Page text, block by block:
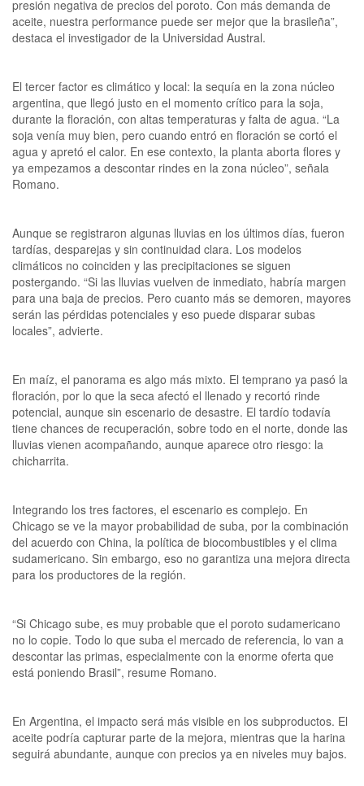
presión negativa de precios del poroto. Con más demanda de
aceite, nuestra performance puede ser mejor que la brasileña”,
destaca el investigador de la Universidad Austral.
El tercer factor es climático y local: la sequía en la zona núcleo
argentina, que llegó justo en el momento crítico para la soja,
durante la floración, con altas temperaturas y falta de agua. “La
soja venía muy bien, pero cuando entró en floración se cortó el
agua y apretó el calor. En ese contexto, la planta aborta flores y
ya empezamos a descontar rindes en la zona núcleo”, señala
Romano.
Aunque se registraron algunas lluvias en los últimos días, fueron
tardías, desparejas y sin continuidad clara. Los modelos
climáticos no coinciden y las precipitaciones se siguen
postergando. “Si las lluvias vuelven de inmediato, habría margen
para una baja de precios. Pero cuanto más se demoren, mayores
serán las pérdidas potenciales y eso puede disparar subas
locales”, advierte.
En maíz, el panorama es algo más mixto. El temprano ya pasó la
floración, por lo que la seca afectó el llenado y recortó rinde
potencial, aunque sin escenario de desastre. El tardío todavía
tiene chances de recuperación, sobre todo en el norte, donde las
lluvias vienen acompañando, aunque aparece otro riesgo: la
chicharrita.
Integrando los tres factores, el escenario es complejo. En
Chicago se ve la mayor probabilidad de suba, por la combinación
del acuerdo con China, la política de biocombustibles y el clima
sudamericano. Sin embargo, eso no garantiza una mejora directa
para los productores de la región.
“Si Chicago sube, es muy probable que el poroto sudamericano
no lo copie. Todo lo que suba el mercado de referencia, lo van a
descontar las primas, especialmente con la enorme oferta que
está poniendo Brasil”, resume Romano.
En Argentina, el impacto será más visible en los subproductos. El
aceite podría capturar parte de la mejora, mientras que la harina
seguirá abundante, aunque con precios ya en niveles muy bajos.